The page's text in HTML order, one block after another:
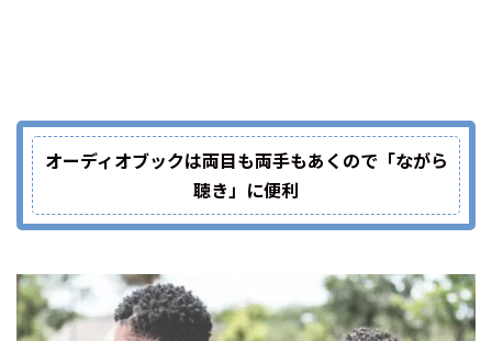
オーディオブックは両目も両手もあくので「ながら
聴き」に便利